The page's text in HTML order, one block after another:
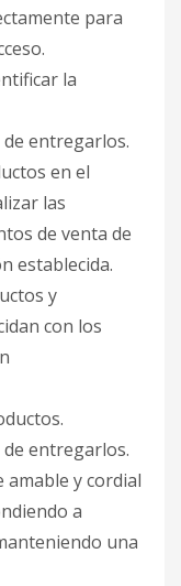
para
la
entregarlos.
en el
las
de venta de
establecida.
y
con los
entregarlos.
y cordial
a
una